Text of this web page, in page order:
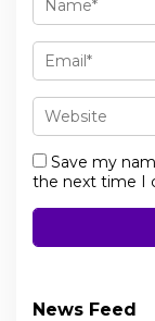
Save my
the next time I
News Feed